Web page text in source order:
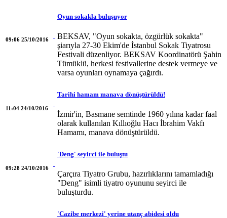
09:06 25/10/2016
Oyun sokakla buluşuyor
BEKSAV, "Oyun sokakta, özgürlük sokakta"
şiarıyla 27-30 Ekim'de İstanbul Sokak Tiyatrosu
Festivali düzenliyor. BEKSAV Koordinatörü Şahin
Tümüklü, herkesi festivallerine destek vermeye ve
varsa oyunları oynamaya çağırdı.
11:04 24/10/2016
Tarihi hamam manava dönüştürüldü!
İzmir'in, Basmane semtinde 1960 yılına kadar faal
olarak kullanılan Kıllıoğlu Hacı İbrahim Vakfı
Hamamı, manava dönüştürüldü.
09:28 24/10/2016
'Deng' seyirci ile buluştu
Çarçıra Tiyatro Grubu, hazırlıklarını tamamladığı
"Deng" isimli tiyatro oyununu seyirci ile
buluşturdu.
'Cazibe merkezi' yerine utanç abidesi oldu